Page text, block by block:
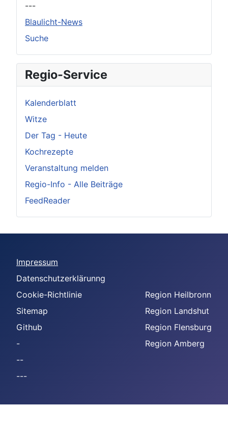
---
Blaulicht-News
Suche
Regio-Service
Kalenderblatt
Witze
Der Tag - Heute
Kochrezepte
Veranstaltung melden
Regio-Info - Alle Beiträge
FeedReader
Impressum
Datenschutzerklärunng
Cookie-Richtlinie
Sitemap
Github
-
--
---
Region Heilbronn
Region Landshut
Region Flensburg
Region Amberg